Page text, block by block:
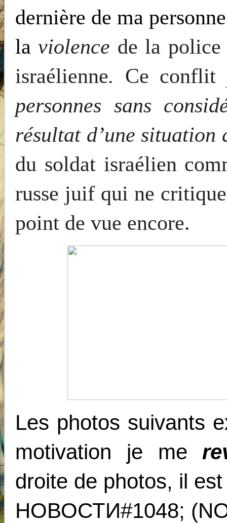
dernière de ma
laviolence de la police
israélienne. Ce conflit
personnes sans
résultat d’une
du soldat israélien
russe juif qui ne
point de vue encore.
Les photos suivants
motivation je me
droite de photos, il
НОВОСТИ#1048;